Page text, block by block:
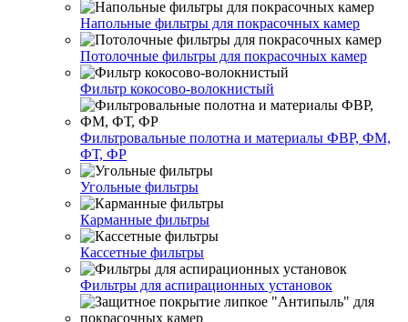
Напольные фильтры для покрасочных камер
Потолочные фильтры для покрасочных камер
Фильтр кокосово-волокнистый
Фильтровальные полотна и материалы ФВР, ФМ,
ФТ, ФР
Угольные фильтры
Карманные фильтры
Кассетные фильтры
Фильтры для аспирационных установок